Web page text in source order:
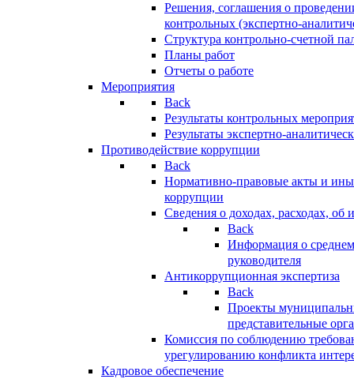
Решения, соглашения о
контрольных (экспертно-
Структура контрольно-счетной
Планы работ
Отчеты о работе
Мероприятия
Back
Результаты контрольных
Результаты экспертно-
Противодействие коррупции
Back
Нормативно-правовые акты и
коррупции
Сведения о доходах, расходах, об
Back
Информация о
руководителя
Антикоррупционная экспертиза
Back
Проекты
представительные
Комиссия по соблюдению
урегулированию конфликта
Кадровое обеспечение